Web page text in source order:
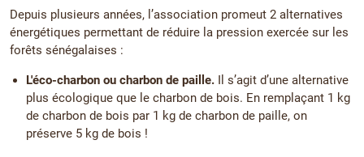
Depuis plusieurs années, l’association promeut 2 alternatives
énergétiques permettant de réduire la pression exercée sur les
forêts sénégalaises :
L'éco-charbon ou charbon de paille. Il s’agit d’une alternative
plus écologique que le charbon de bois. En remplaçant 1 kg
de charbon de bois par 1 kg de charbon de paille, on
préserve 5 kg de bois !